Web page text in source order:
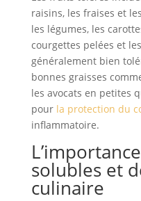
raisins, les fraises et
les légumes, les
courgettes pelées et
généralement bien
bonnes graisses
les avocats en petites
pour la protection du
inflammatoire.
solubles et
culinaire